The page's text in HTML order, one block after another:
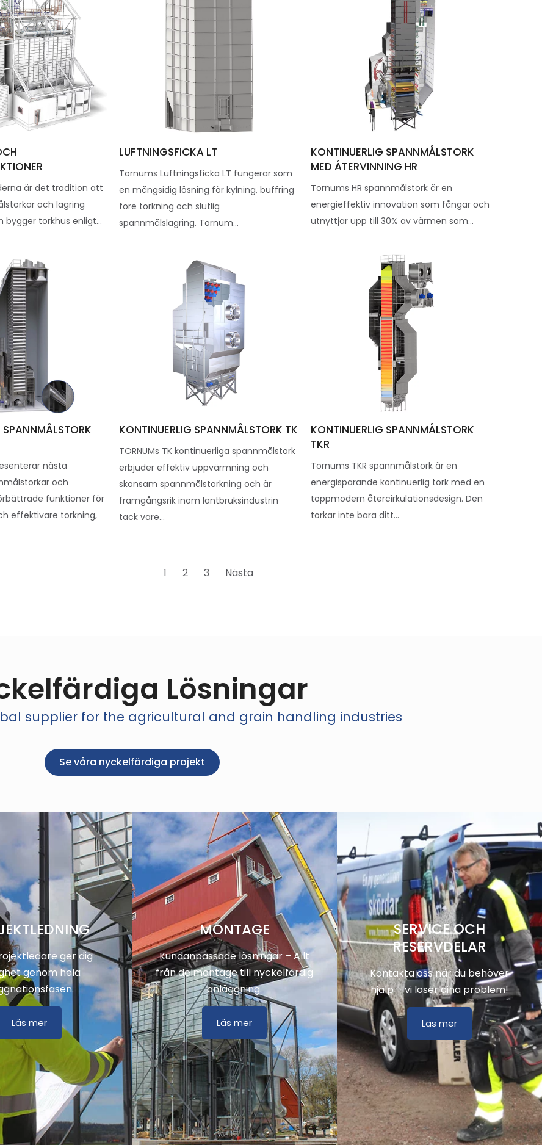
är det tradition att
och lagring
bygger torkhus enligt...
LUFTNINGSFICKA LT
Tornums Luftningsficka LT fungerar som
en mångsidig lösning för kylning, buffring
före torkning och slutlig
spannmålslagring. Tornum...
KONTINUERLIG SPANNMÅLSTORK
MED ÅTERVINNING HR
Tornums HR spannmålstork är en
energieffektiv innovation som fångar och
utnyttjar upp till 30% av värmen som...
nästa
och
funktioner för
effektivare torkning,
KONTINUERLIG SPANNMÅLSTORK TK
TORNUMs TK kontinuerliga spannmålstork
erbjuder effektiv uppvärmning och
skonsam spannmålstorkning och är
framgångsrik inom lantbruksindustrin
tack vare...
KONTINUERLIG SPANNMÅLSTORK
TKR
Tornums TKR spannmålstork är en
energisparande kontinuerlig tork med en
toppmodern återcirkulationsdesign. Den
torkar inte bara ditt...
1 2 3 Nästa
Lösningar
supplier for the agricultural and grain handling industries
Se våra nyckelfärdiga projekt
ger dig
genom hela
Läs mer
MONTAGE
Kundanpassade lösningar – Allt
från delmontage till nyckelfärdig
anläggning.
Läs mer
SERVICE OCH
RESERVDELAR
Kontakta oss när du behöver
hjälp – vi löser dina problem!
Läs mer